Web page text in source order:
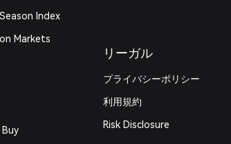
Index
Markets
リーガル
プライバシーポリシー
利用規約
Risk Disclosure